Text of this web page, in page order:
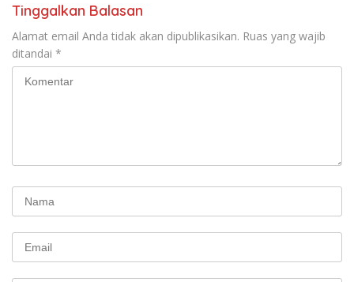
Tinggalkan Balasan
Alamat email Anda tidak akan dipublikasikan. Ruas yang wajib
ditandai *